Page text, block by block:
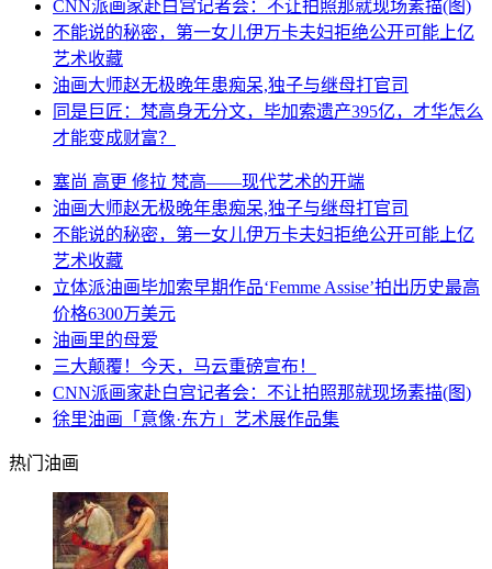
CNN派画家赴白宫记者会：不让拍照那就现场素描(图)
不能说的秘密，第一女儿伊万卡夫妇拒绝公开可能上亿
艺术收藏
油画大师赵无极晚年患痴呆,独子与继母打官司
同是巨匠：梵高身无分文，毕加索遗产395亿，才华怎么
才能变成财富？
塞尚 高更 修拉 梵高——现代艺术的开端
油画大师赵无极晚年患痴呆,独子与继母打官司
不能说的秘密，第一女儿伊万卡夫妇拒绝公开可能上亿
艺术收藏
立体派油画毕加索早期作品‘Femme Assise’拍出历史最高
价格6300万美元
油画里的母爱
三大颠覆！今天，马云重磅宣布！
CNN派画家赴白宫记者会：不让拍照那就现场素描(图)
徐里油画「意像·东方」艺术展作品集
热门油画